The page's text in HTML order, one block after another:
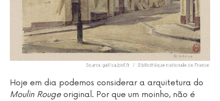
Hoje em dia podemos considerar a arquitetura do
Moulin Rougeoriginal. Por que um moinho, não é